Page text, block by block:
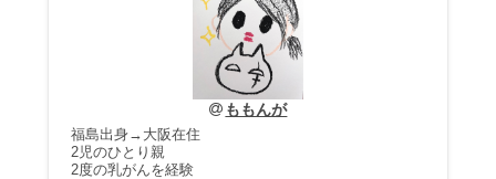
ももんが
福島出身→大阪在住
2児のひとり親
2度の乳がんを経験